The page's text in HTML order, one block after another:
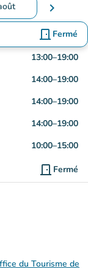
changer de
chevron_right
door_front Fermé
13:00–19:00
14:00–19:00
14:00–19:00
14:00–19:00
10:00–15:00
door_front Fermé
du Tourisme de